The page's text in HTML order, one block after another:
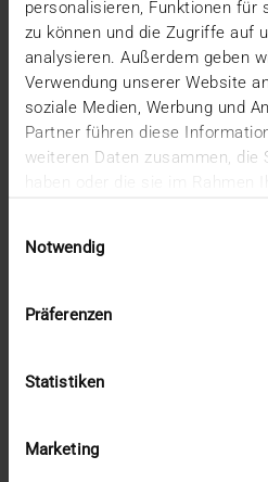
personalisieren, Funktionen für
zu können und die Zugriffe auf
analysieren. Außerdem geben
Verwendung unserer Website
soziale Medien, Werbung und
Partner führen diese
weiteren Daten zusammen, die
Notwendig
Präferenzen
Statistiken
Marketing
VISUS HEALTH IT
MEHR ERFAHREN